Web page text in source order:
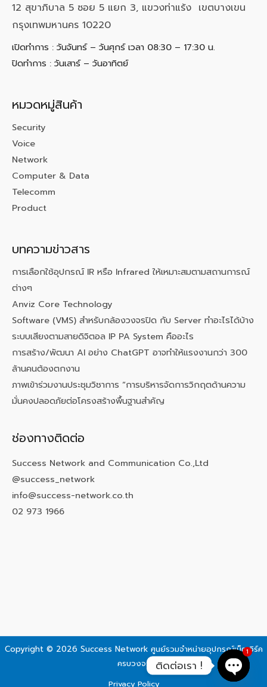
12 สุขาภิบาล 5 ซอย 5 แยก 3, แขวงท่าแร้ง เขตบางเขน
กรุงเทพมหานคร 10220
เปิดทำการ : วันจันทร์ – วันศุกร์ เวลา 08:30 – 17:30 น.
ปิดทำการ : วันเสาร์ – วันอาทิตย์
หมวดหมู่สินค้า
Security
Voice
Network
Computer & Data
Telecomm
Product
บทความข่าวสาร
การเลือกใช้อุปกรณ์ IR หรือ Infrared ให้เหมาะสมตามสถานการณ์
ต่างๆ
Anviz Core Technology
Software (VMS) สำหรับกล้องวงจรปิด กับ Server ทำอะไรได้บ้าง
ระบบเสียงตามสายดิจิตอล IP PA System คืออะไร
การสร้าง/พัฒนา AI อย่าง ChatGPT อาจทำให้แรงงานกว่า 300
ล้านคนต้องตกงาน
ภาพเข้าร่วมงานประชุมวิชาการ “การบริหารจัดการวิกฤตด้านความ
มั่นคงปลอดภัยต่อโครงสร้างพื้นฐานสำคัญ
ช่องทางติดต่อ
Success Network and Communication Co.,Ltd
@success_network
info@success-network.co.th
02 973 1966
Copyright © 2026 Success Network ศูนย์รวมจำหน่ายอุปกรณ์เน็ตเวิร์ค
ครบวงจร
Privacy Policy
ติดต่อเรา !
1